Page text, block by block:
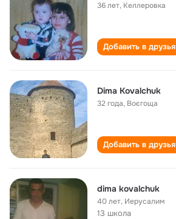
36 лет, Келлеровка
Добавить в друзья
Dima Kovalchuk
32 года, Воєгоща
Добавить в друзья
dima kovalchuk
40 лет, Иерусалим
13 школа